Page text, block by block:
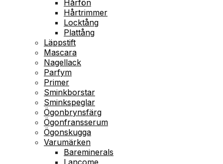
Hårfön
Hårtrimmer
Locktång
Plattång
Läppstift
Mascara
Nagellack
Parfym
Primer
Sminkborstar
Sminkspeglar
Ögonbrynsfärg
Ögonfransserum
Ögonskugga
Varumärken
Bareminerals
Lancome